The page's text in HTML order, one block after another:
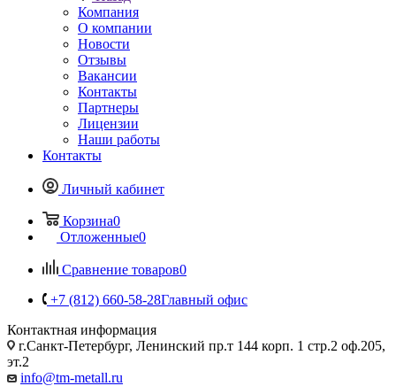
Компания
О компании
Новости
Отзывы
Вакансии
Контакты
Партнеры
Лицензии
Наши работы
Контакты
Личный кабинет
Корзина0
Отложенные0
Сравнение товаров0
+7 (812) 660-58-28Главный офис
Контактная информация
г.Санкт-Петербург, Ленинский пр.т 144 корп. 1 стр.2 оф.205,
эт.2
info@tm-metall.ru